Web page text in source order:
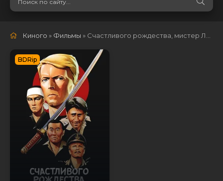
Киного » Фильмы » Счастливого рождества, мистер Лоуренс
BDRip